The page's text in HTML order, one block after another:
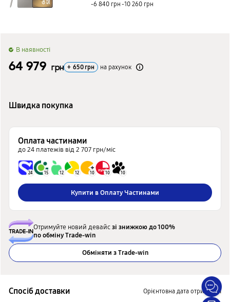
-6 840 грн -10 260 грн
B наявності
64 979 грн + 650 грн на рахунок
Швидка покупка
Оплата частинами
до 24 платежів від 2 707 грн/міс
24 15 12 12 10 10 10
Купити в Оплату Частинами
Отримуйте новий девайсзі знижкою до 100%
по обміну Trade-win
Обміняти з Trade-win
Спосiб доставки Орієнтовна дата отримання